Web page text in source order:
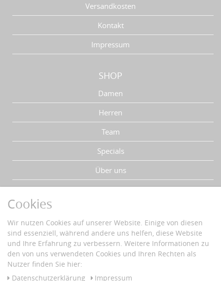
Versandkosten
Kontakt
Impressum
SHOP
Damen
Herren
Team
Specials
Über uns
Käuferschutz
Datenschutz
Sichere Zahlung mit SSL-Verschlüsselung
ZAHLUNG & VERSAND
Cookies
Wir nutzen Cookies auf unserer Website. Einige von diesen
sind essenziell, während andere uns helfen, diese Website
und Ihre Erfahrung zu verbessern. Weitere Informationen zu
den von uns verwendeten Cookies und Ihren Rechten als
Nutzer finden Sie hier:
Daten­schutz­erklärung
Impressum